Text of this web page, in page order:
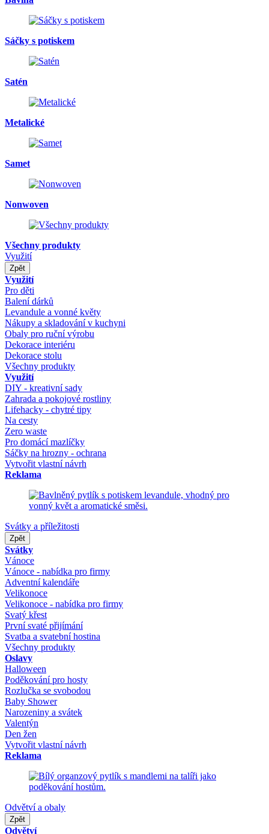
Sáčky s potiskem
Satén
Metalické
Samet
Nonwoven
Všechny produkty
Využití
Zpět
Využití
Pro děti
Balení dárků
Levandule a vonné květy
Nákupy a skladování v kuchyni
Obaly pro ruční výrobu
Dekorace interiéru
Dekorace stolu
Všechny produkty
Využití
DIY - kreativní sady
Zahrada a pokojové rostliny
Lifehacky - chytré tipy
Na cesty
Zero waste
Pro domácí mazlíčky
Sáčky na hrozny - ochrana
Vytvořit vlastní návrh
Reklama
Svátky a příležitosti
Zpět
Svátky
Vánoce
Vánoce - nabídka pro firmy
Adventní kalendáře
Velikonoce
Velikonoce - nabídka pro firmy
Svatý křest
První svaté přijímání
Svatba a svatební hostina
Všechny produkty
Oslavy
Halloween
Poděkování pro hosty
Rozlučka se svobodou
Baby Shower
Narozeniny a svátek
Valentýn
Den žen
Vytvořit vlastní návrh
Reklama
Odvětví a obaly
Zpět
Odvětví